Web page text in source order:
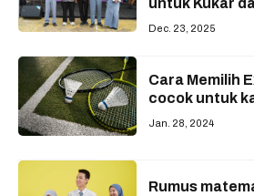
untuk Kukar
Dec. 23, 2025
Cara Memilih
cocok untuk
Jan. 28, 2024
Rumus